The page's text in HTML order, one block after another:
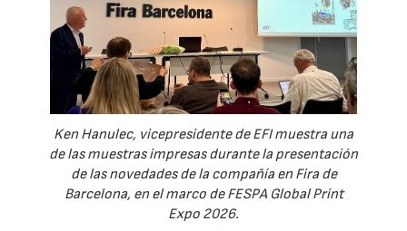
Ken Hanulec, vicepresidente de EFI muestra una
de las muestras impresas durante la presentación
de las novedades de la compañía en Fira de
Barcelona, en el marco de FESPA Global Print
Expo 2026.